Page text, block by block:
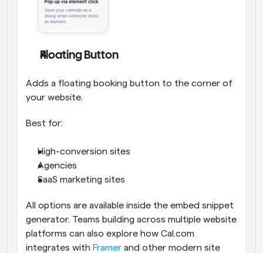
Floating Button
Adds a floating booking button to the corner of
your website.
Best for:
High-conversion sites
Agencies
SaaS marketing sites
All options are available inside the embed snippet
generator. Teams building across multiple website
platforms can also explore how Cal.com
integrates with Framer and other modern site